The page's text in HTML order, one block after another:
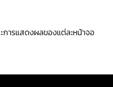
ารแสดงผลของแต่ละหน้าจอ